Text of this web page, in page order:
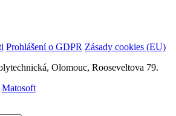
Prohlášení o GDPR Zásady cookies (EU)
Olomouc, Rooseveltova 79.
Matosoft